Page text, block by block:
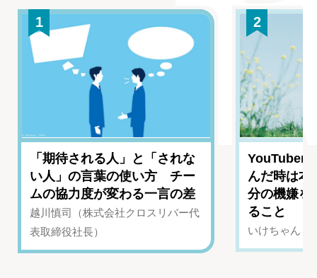
1
「期待される人」と「されな
い人」の言葉の使い方 チー
ムの協力度が変わる一言の差
越川慎司（株式会社クロスリバー代
表取締役社長）
2
YouTuber
んだ時は
分の機嫌を
ること
いけちゃん（